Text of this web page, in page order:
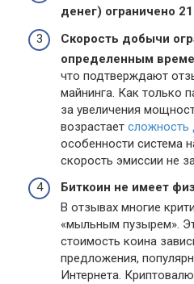
денег) ограничено
Скорость добычи
определенным
что подтверждают
майнинга. Как только
за увеличения
возрастает сложность
особенности система
скорость эмиссии не
Биткоин не имеет
В отзывах многие
«мыльным пузырем».
стоимость коина
предложения,
Интернета.